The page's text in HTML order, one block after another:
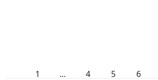
1 ... 4 5 6